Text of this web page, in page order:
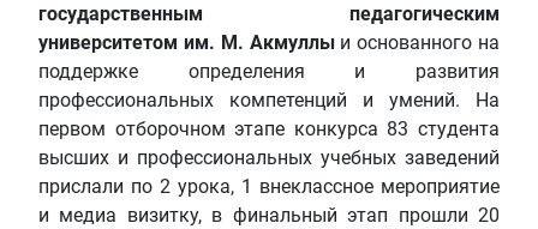
государственным педагогическим
университетом им. М. Акмуллыи основанного на
поддержке определения и развития
профессиональных компетенций и умений. На
первом отборочном этапе конкурса 83 студента
высших и профессиональных учебных заведений
прислали по 2 урока, 1 внеклассное мероприятие
и медиа визитку, в финальный этап прошли 20